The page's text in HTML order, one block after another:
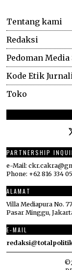
Tentang kami
Redaksi
Pedoman Media
Kode Etik
Toko
PARTNERSHIP
e-Mail:
Phone: +62 816 334
ALAMAT
Villa Mediapura No.
Pasar Minggu,
E-MAIL
©